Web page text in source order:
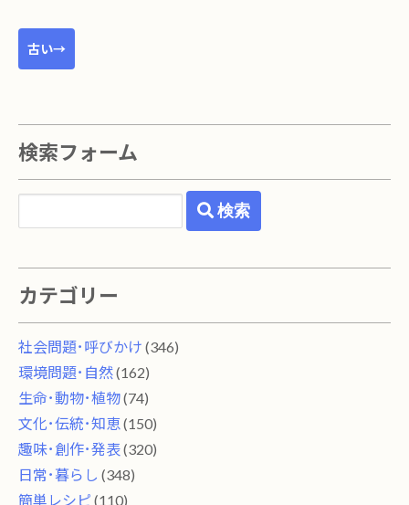
古い→
検索フォーム
検索
カテゴリー
社会問題･呼びかけ (346)
環境問題･自然(162)
生命･動物･植物(74)
文化･伝統･知恵 (150)
趣味･創作･発表(320)
日常･暮らし (348)
簡単レシピ (110)